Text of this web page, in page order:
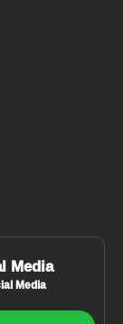
Media
Media